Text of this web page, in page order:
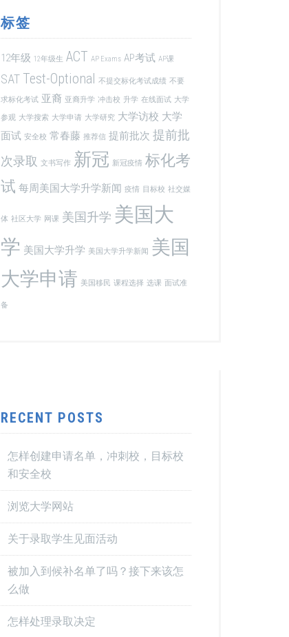
标签
12年级 12年级生 ACT AP Exams AP考试 AP课
SAT Test-Optional 不提交标化考试成绩 不要
求标化考试 亚裔 亚裔升学 冲击校 升学 在线面试 大学
参观 大学搜索 大学申请 大学研究 大学访校 大学
面试 安全校 常春藤 推荐信 提前批次 提前批
次录取 文书写作 新冠 新冠疫情 标化考
试 每周美国大学升学新闻 疫情 目标校 社交媒
体 社区大学 网课 美国升学 美国大
学 美国大学升学 美国大学升学新闻 美国
大学申请 美国移民 课程选择 选课 面试准
备
RECENT POSTS
怎样创建申请名单，冲刺校，目标校
和安全校
浏览大学网站
关于录取学生见面活动
被加入到候补名单了吗？接下来该怎
么做
怎样处理录取决定